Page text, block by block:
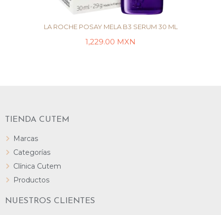
LA ROCHE POSAY MELA B3 SERUM 30 ML
1,229.00 MXN
TIENDA CUTEM
Marcas
Categorías
Clínica Cutem
Productos
NUESTROS CLIENTES